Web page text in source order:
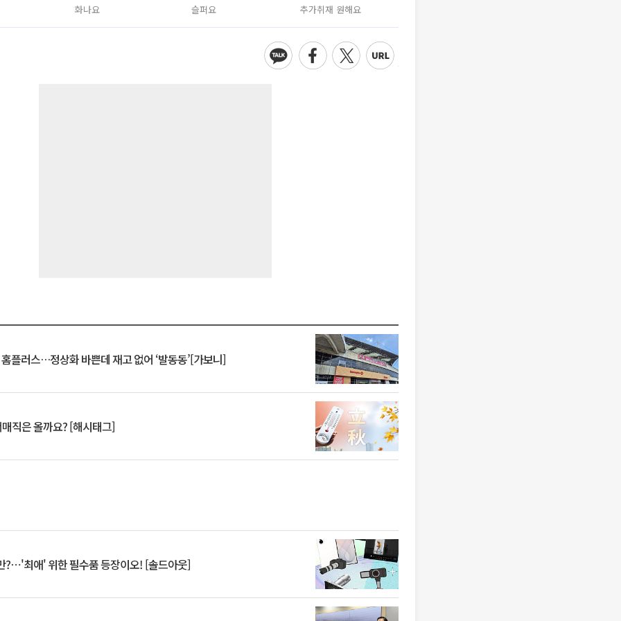
화나요 슬퍼요 추가취재 원해요
플러스…정상화 바쁜데 재고 없어 ‘발동동’[가보니]
직은 올까요? [해시태그]
?⋯'최애' 위한 필수품 등장이오! [솔드아웃]